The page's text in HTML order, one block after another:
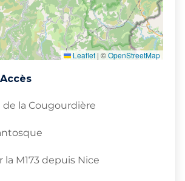
Leaflet | ©OpenStreetMap
de la Cougourdière
la M173 depuis Nice